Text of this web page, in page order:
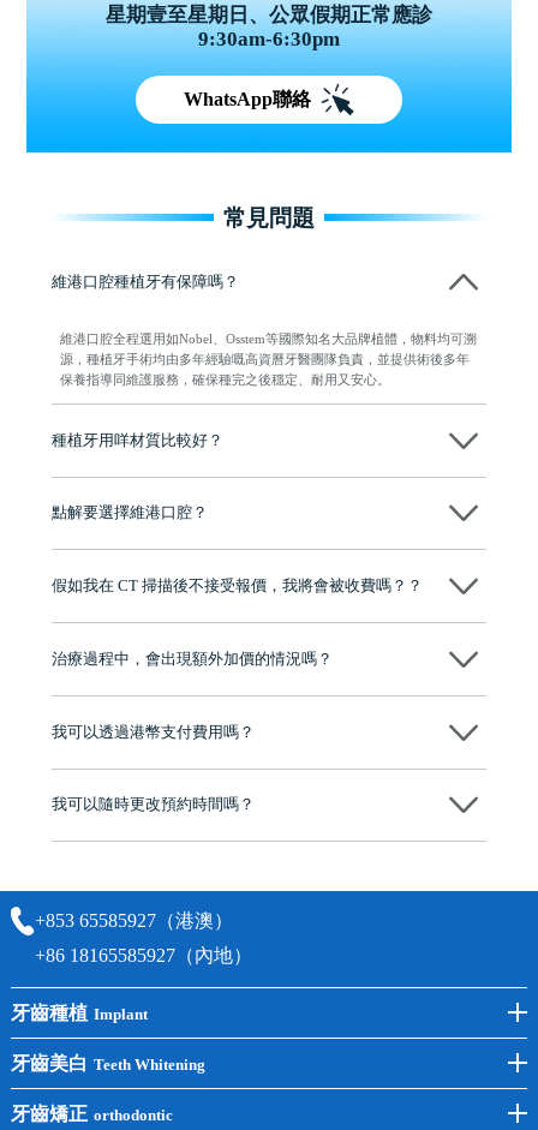
星期壹至星期日、公眾假期正常應診
9:30am-6:30pm
WhatsApp聯絡
常見問題
維港口腔種植牙有保障嗎？
維港口腔全程選用如Nobel、Osstem等國際知名大品牌植體，物料均可溯
源，種植牙手術均由多年經驗嘅高資曆牙醫團隊負責，並提供術後多年
保養指導同維護服務，確保種完之後穩定、耐用又安心。
種植牙用咩材質比較好？
點解要選擇維港口腔？
維港口腔踐行「醫道濟世」的大學校訓，各分院匯聚來自香港、內地的
牌」、「2025香港企業領袖品牌」，是諾貝爾種植系統全球放心植牙中
至今已服務超過三十個國家和地區的顧客，受到粵港澳大灣區及周邊城
市市民極高的口碑評價及信任推薦 珠海、深圳設有八大分院，香港亦設
有咨詢及服務保障中心，有任何問題都可以隨時預約免費咨詢，讓人十
假如我在 CT 掃描後不接受報價，我將會被收費嗎？？
治療過程中，會出現額外加價的情況嗎？
我可以透過港幣支付費用嗎？
我可以隨時更改預約時間嗎？
可以，請盡早通過wechat或whatsapp聯絡我們，告知我們你原本預約的
+853 65585927（港澳）
+86 18165585927（內地）
牙齒種植 Implant
前牙種植
後牙種植
牙齒美白 Teeth Whitening
冷光美白
牙齒矯正 orthodontic